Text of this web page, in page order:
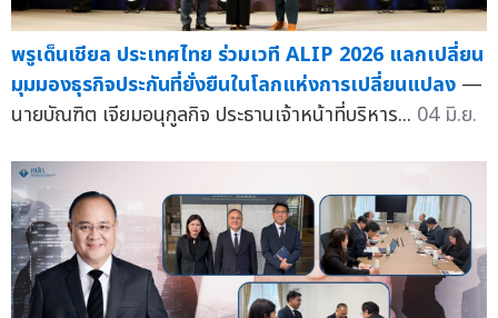
พรูเด็นเชียล ประเทศไทย ร่วมเวที ALIP 2026 แลกเปลี่ยน
มุมมองธุรกิจประกันที่ยั่งยืนในโลกแห่งการเปลี่ยนแปลง —
นายบัณฑิต เจียมอนุกูลกิจ ประธานเจ้าหน้าที่บริหาร... 04 มิ.ย.